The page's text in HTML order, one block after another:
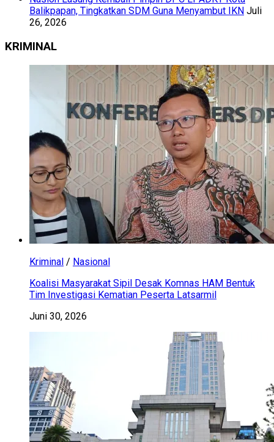
Balikpapan, Tingkatkan SDM Guna Menyambut IKN Juli
26, 2026
KRIMINAL
Kriminal / Nasional
Koalisi Masyarakat Sipil Desak Komnas HAM Bentuk
Tim Investigasi Kematian Peserta Latsarmil
Juni 30, 2026